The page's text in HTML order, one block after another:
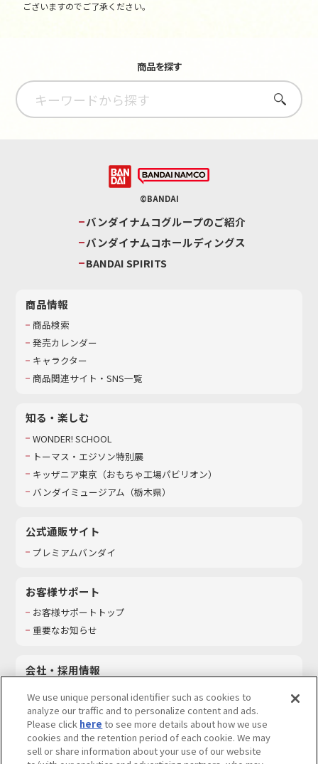
ございますのでご了承ください。
商品を探す
さがす
©BANDAI
バンダイナムコグループのご紹介
バンダイナムコホールディングス
BANDAI SPIRITS
商品情報
商品検索
発売カレンダー
キャラクター
商品関連サイト・SNS一覧
知る・楽しむ
WONDER! SCHOOL
トーマス・エジソン特別展
キッザニア東京（おもちゃ工場パビリオン）​
バンダイミュージアム（栃木県）
公式通販サイト
プレミアムバンダイ
お客様サポート
お客様サポートトップ
重要なお知らせ
会社・採用情報
採用情報
サステナビリティ
お問い合わせ
We use unique personal identifier such as cookies to
analyze our traffic and to personalize content and ads.
Please click here to see more details about how we use
cookies and the retention period of each cookie. We may
sell or share information about your use of our website